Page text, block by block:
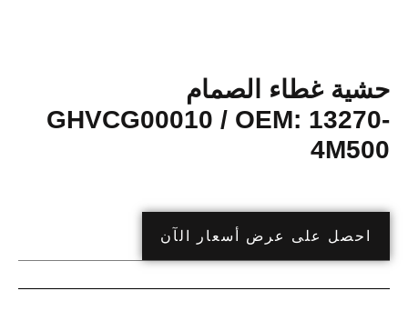
حشية غطاء الصمام
GHVCG00010 / OEM: 13270-
4M500
احصل على عرض أسعار الآن